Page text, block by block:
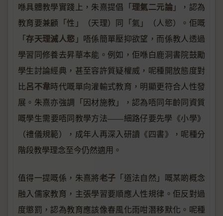
喺具體教學實踐上，朱熹提倡「理氣二元論」，認為
教育要兼顧「性」（天理）同「氣」（人慾）。佢嘅
「存天理滅人慾 」唔係簡單壓抑欲望，而係教人透過
學習同修養去昇華本能。例如，佢喺白鹿洞書院鼓勵
學生討論經典，甚至容許質疑權威，呢種開放態度對
比呂不韋時代嘅單向灌輸式教育，明顯更符合人性發
展。朱熹亦強調「因材施教」，認為唔同年齡同資質
嘅學生需要唔同教學方法——細路仔要先學《小學》
（禮儀規範），成年人再深入研讀《四書》，呢種分
階段教學理念至今仍然適用。
值得一提嘅係，朱熹將老子 「道法自然」嘅某啲概念
融入儒家教育，主張學習要順應人性規律。佢反對過
度懲罰，認為教育應該像春風化雨咁潛移默化。呢種